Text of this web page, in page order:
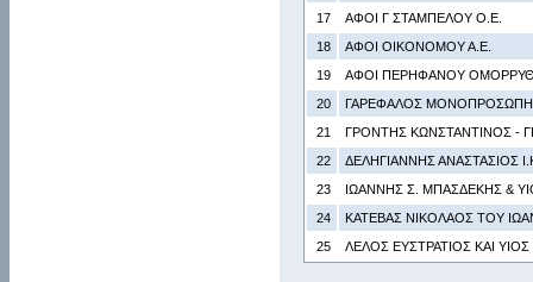
17
ΑΦΟΙ Γ ΣΤΑΜΠΕΛΟΥ Ο.Ε.
18
ΑΦΟΙ ΟΙΚΟΝΟΜΟΥ Α.Ε.
19
ΑΦΟΙ ΠΕΡΗΦΑΝΟΥ
20
ΓΑΡΕΦΑΛΟΣ ΜΟΝΟΠΡΟΣΩΠΗ
21
ΓΡΟΝΤΗΣ ΚΩΝΣΤΑΝΤΙΝΟΣ -
22
ΔΕΛΗΓΙΑΝΝΗΣ ΑΝΑΣΤΑΣΙΟΣ
23
ΙΩΑΝΝΗΣ Σ. ΜΠΑΣΔΕΚΗΣ &
24
ΚΑΤΕΒΑΣ ΝΙΚΟΛΑΟΣ ΤΟΥ
25
ΛΕΛΟΣ ΕΥΣΤΡΑΤΙΟΣ ΚΑΙ